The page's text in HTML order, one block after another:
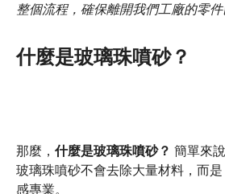
整個流程，確保離開我們工廠的零
什麼是玻璃珠噴砂？
那麼， 什麼是玻璃珠噴砂？ 簡單來
玻璃珠噴砂不會去除大量材料，而
感專業。